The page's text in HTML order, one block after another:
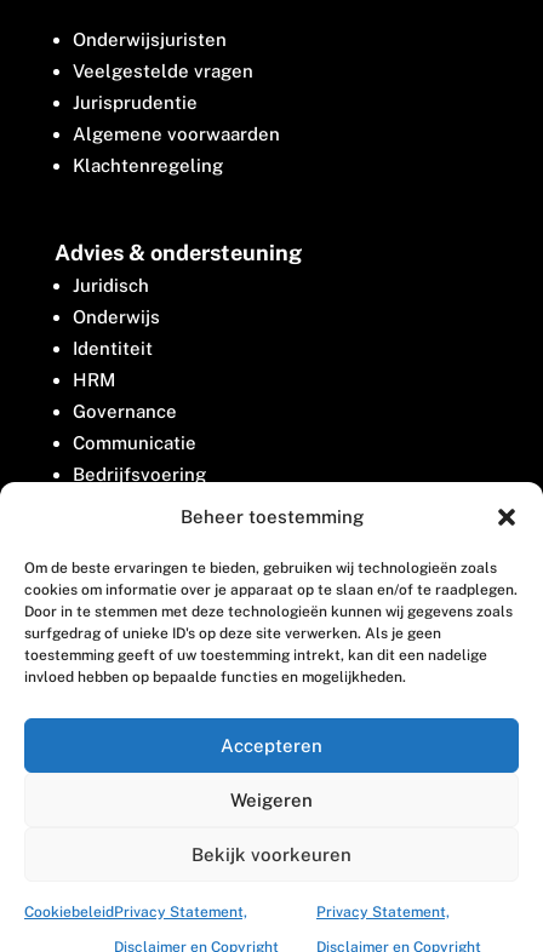
Beheer toestemming
Om de beste ervaringen te bieden, gebruiken wij technologieën zoals
cookies om informatie over je apparaat op te slaan en/of te raadplegen.
Door in te stemmen met deze technologieën kunnen wij gegevens zoals
surfgedrag of unieke ID's op deze site verwerken. Als je geen
toestemming geeft of uw toestemming intrekt, kan dit een nadelige
invloed hebben op bepaalde functies en mogelijkheden.
Accepteren
Weigeren
Bekijk voorkeuren
CookiebeleidPrivacy Statement,
Disclaimer en Copyright
Privacy Statement,
Disclaimer en Copyright
Onderwijsjuristen
Veelgestelde vragen
Jurisprudentie
Algemene voorwaarden
Klachtenregeling
Advies & ondersteuning
Juridisch
Onderwijs
Identiteit
HRM
Governance
Communicatie
Bedrijfsvoering
Belangenbehartiging
Contact
Houttuinlaan 8
3447 GM Woerden